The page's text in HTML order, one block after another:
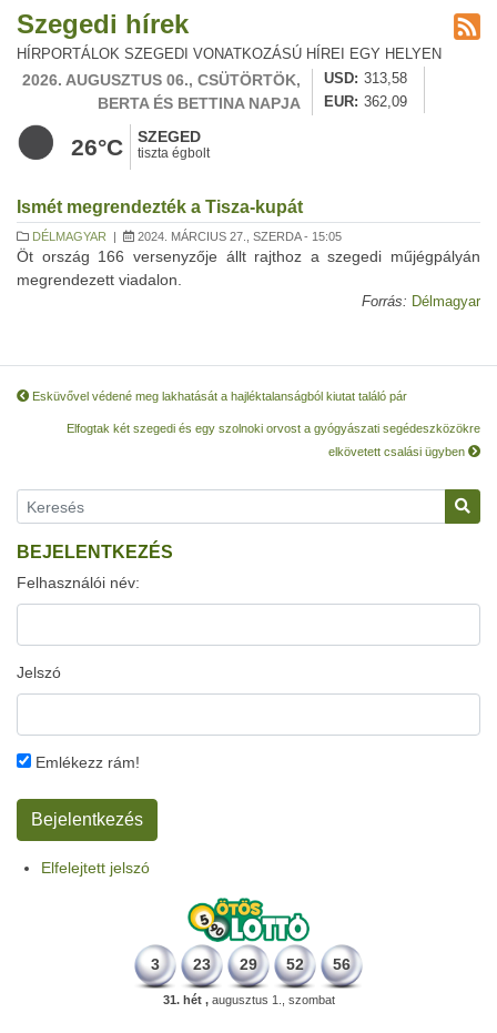
Szegedi hírek
HÍRPORTÁLOK SZEGEDI VONATKOZÁSÚ HÍREI EGY HELYEN
2026. AUGUSZTUS 06., CSÜTÖRTÖK,
BERTA ÉS BETTINA NAPJA
USD
313,58
EUR
362,09
26°C SZEGED
tiszta égbolt
Ismét megrendezték a Tisza-kupát
DÉLMAGYAR | 2024. MÁRCIUS 27., SZERDA - 15:05
Öt ország 166 versenyzője állt rajthoz a szegedi műjégpályán
megrendezett viadalon.
Forrás: Délmagyar
Esküvővel védené meg lakhatását a hajléktalanságból kiutat találó pár
Elfogtak két szegedi és egy szolnoki orvost a gyógyászati segédeszközökre
elkövetett csalási ügyben
BEJELENTKEZÉS
Felhasználói név:
Jelszó
Emlékezz rám!
Elfelejtett jelszó
3 23 29 52 56
31. hét ,augusztus 1., szombat